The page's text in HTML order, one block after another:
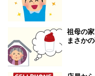
祖母の
まさか